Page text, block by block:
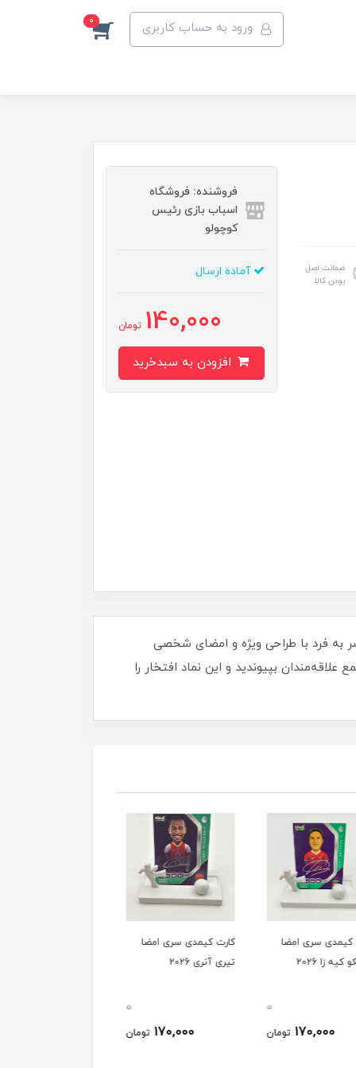
ورود به حساب کاربری 0
ضمانت اصل
بودن کالا
فروشنده: فروشگاه
اسباب بازی رئیس
کوچولو
آماده ارسال
140,000 تومان
این کارت منحصر به فرد با طراحی ویژه و امضای شخصی
بپیوندید و این نماد افتخار را
کیمدی سری امضا
کیه زا 2026
0
170,000 تومان
کارت کیمدی سری امضا
تیری آنری 2026
0
170,000 تومان